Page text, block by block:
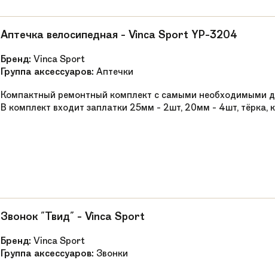
Аптечка велосипедная - Vinca Sport YP-3204
Бренд: Vinca Sport
Группа аксессуаров: Аптечки
Компактный ремонтный комплект с самыми необходимыми
В комплект входит заплатки 25мм - 2шт, 20мм - 4шт, тёрка,
Звонок "Твид" - Vinca Sport
Бренд: Vinca Sport
Группа аксессуаров: Звонки